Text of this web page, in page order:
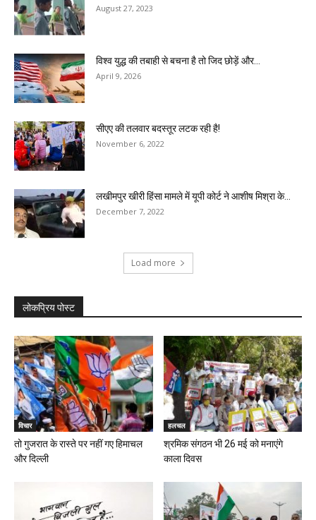
August 27, 2023
विश्व युद्ध की तबाही से बचना है तो जिद छोड़ें और...
April 9, 2026
सीएए की तलवार बदस्तूर लटक रही है!
November 6, 2022
लखीमपुर खीरी हिंसा मामले में यूपी कोर्ट ने आशीष मिश्रा के...
December 7, 2022
Load more
लोकप्रिय पोस्ट
विचार
तो गुजरात के रास्ते पर नहीं गए हिमाचल
और दिल्ली
हलचल
श्रमिक संगठन भी 26‌ मई को मनाएंगे
काला दिवस